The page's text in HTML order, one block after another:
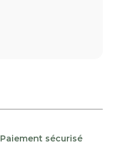
Paiement sécurisé